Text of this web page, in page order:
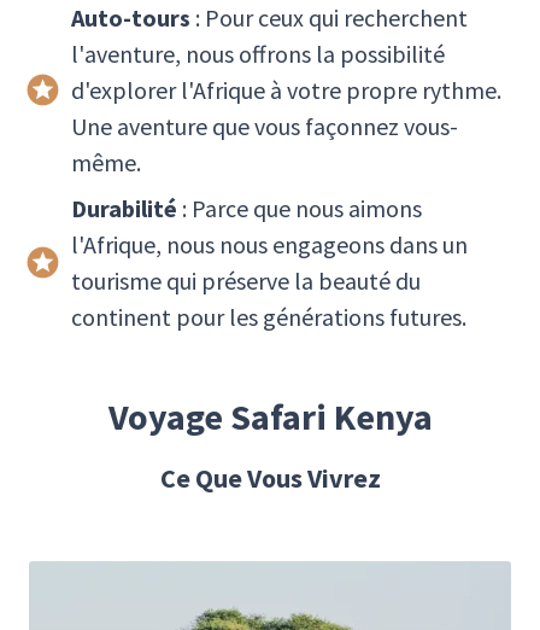
Auto-tours : Pour ceux qui recherchent
l'aventure, nous offrons la possibilité
d'explorer l'Afrique à votre propre rythme.
Une aventure que vous façonnez vous-
même.
Durabilité : Parce que nous aimons
l'Afrique, nous nous engageons dans un
tourisme qui préserve la beauté du
continent pour les générations futures.
Voyage Safari Kenya
Ce Que Vous Vivrez